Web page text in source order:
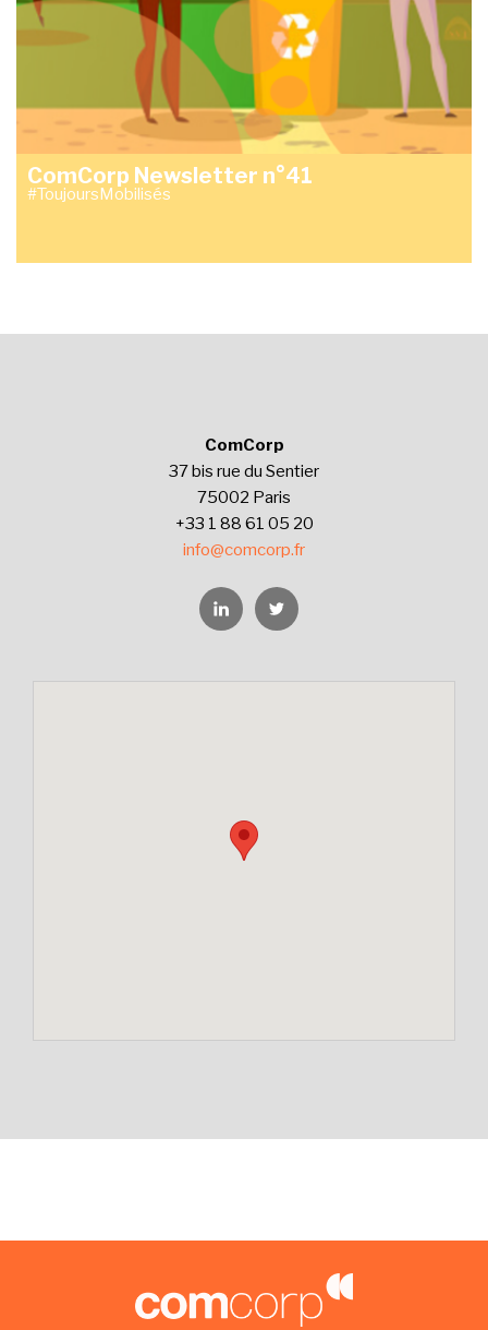
ComCorp Newsletter n°41
#ToujoursMobilisés
ComCorp
37 bis rue du Sentier
75002 Paris
+33 1 88 61 05 20
info@comcorp.fr
LinkedinTwitter